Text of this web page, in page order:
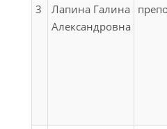
3
Лапина Галина
Александровна